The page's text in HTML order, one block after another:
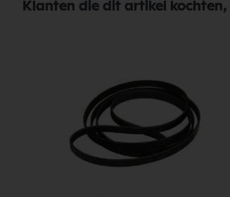
Klanten die dit artikel